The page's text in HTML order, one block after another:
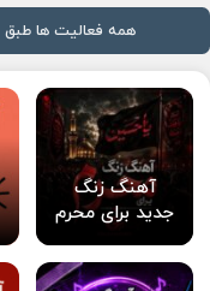
همه فعالیت ها طبق
آهنگ زنگ
جدید برای محرم